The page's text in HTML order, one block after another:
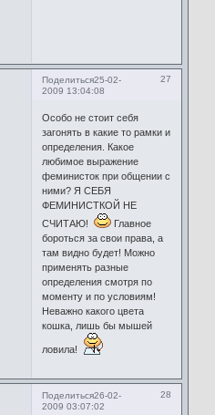
Поделиться 27
25-02-
2009 13:04:08
Особо не стоит себя
загонять в какие то рамки и
определения. Какое
любимое выражение
феминисток при общении с
ними? Я СЕБЯ
ФЕМИНИСТКОЙ НЕ
СЧИТАЮ!
Главное
бороться за свои права, а
там видно будет! Можно
применять разные
определения смотря по
моменту и по условиям!
Неважно какого цвета
кошка, лишь бы мышей
ловила!
Поделиться 28
26-02-
2009 03:07:02